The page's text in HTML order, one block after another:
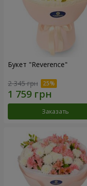
Букет "Reverence"
2 345 грн
Заказать